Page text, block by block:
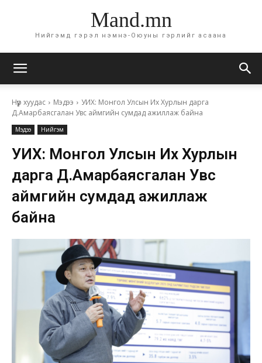
Mand.mn
Нийгэмд гэрэл нэмнэ-Оюуны гэрлийг асаана
Нүүр хуудас Мэдээ
УИХ: Монгол Улсын Их Хурлын дарга
Д.Амарбаясгалан Увс аймгийн сумдад ажиллаж байна
Мэдээ Нийгэм
УИХ: Монгол Улсын Их Хурлын
дарга Д.Амарбаясгалан Увс
аймгийн сумдад ажиллаж
байна